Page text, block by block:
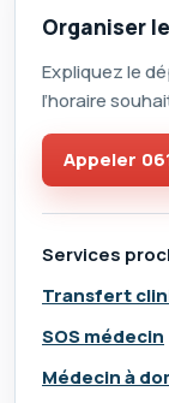
Organiser
Expliquez le
l’horaire
Appeler
Services
Transfert
SOS médecin
Médecin à